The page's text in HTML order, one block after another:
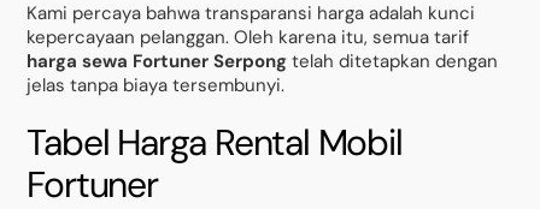
Kami percaya bahwa transparansi harga adalah kunci
kepercayaan pelanggan. Oleh karena itu, semua tarif
harga sewa Fortuner Serpong telah ditetapkan dengan
jelas tanpa biaya tersembunyi.
Tabel Harga Rental Mobil
Fortuner